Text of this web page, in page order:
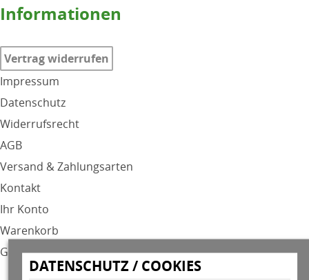
DATENSCHUTZ / COOKIES
Informationen
Vertrag widerrufen
Impressum
Datenschutz
Widerrufsrecht
AGB
Versand & Zahlungsarten
Kontakt
Ihr Konto
Warenkorb
GPSR